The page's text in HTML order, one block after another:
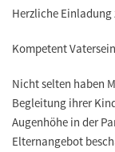
Herzliche
Kompetent Vatersein
Nicht selten haben
Begleitung ihrer
Augenhöhe in der
Elternangebot